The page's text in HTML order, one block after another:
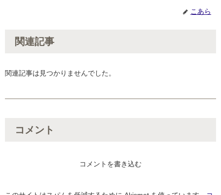
こあら
関連記事
関連記事は見つかりませんでした。
コメント
コメントを書き込む